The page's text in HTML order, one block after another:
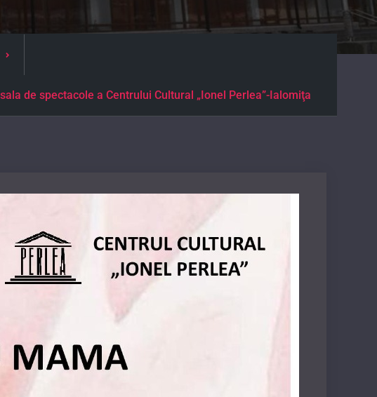
de spectacole a Centrului Cultural „Ionel Perlea”-Ialomiţa